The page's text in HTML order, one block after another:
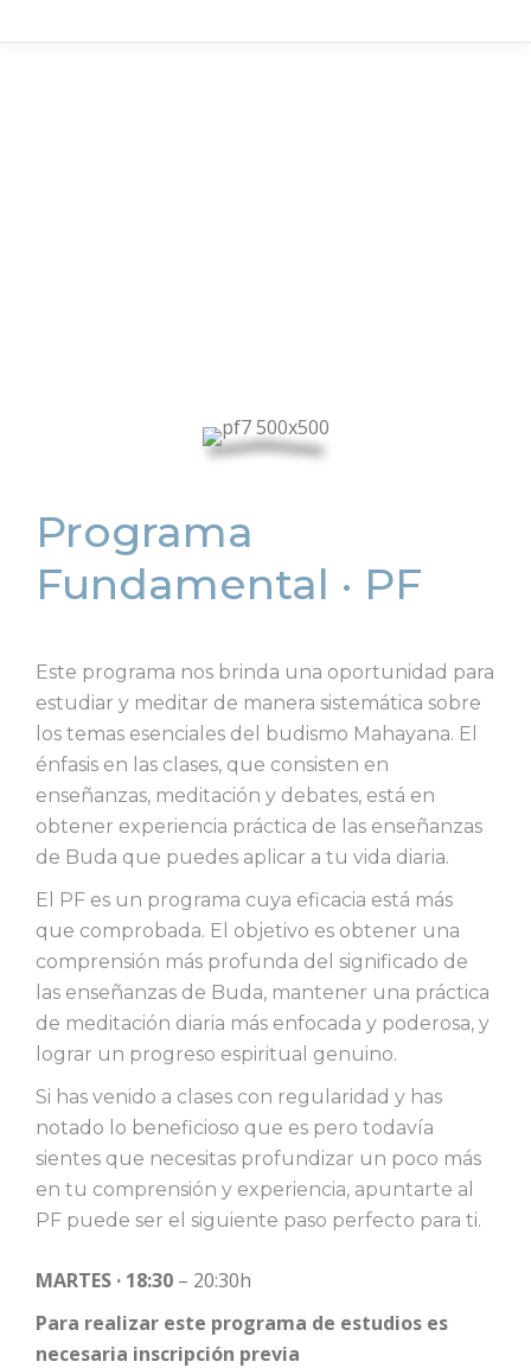
Programa
Fundamental · PF
Este programa nos brinda una oportunidad para
estudiar y meditar de manera sistemática sobre
los temas esenciales del budismo Mahayana. El
énfasis en las clases, que consisten en
enseñanzas, meditación y debates, está en
obtener experiencia práctica de las enseñanzas
de Buda que puedes aplicar a tu vida diaria.
El PF es un programa cuya eficacia está más
que comprobada. El objetivo es obtener una
comprensión más profunda del significado de
las enseñanzas de Buda, mantener una práctica
de meditación diaria más enfocada y poderosa, y
lograr un progreso espiritual genuino.
Si has venido a clases con regularidad y has
notado lo beneficioso que es pero todavía
sientes que necesitas profundizar un poco más
en tu comprensión y experiencia, apuntarte al
PF puede ser el siguiente paso perfecto para ti.
MARTES · 18:30 – 20:30h
Para realizar este programa de estudios es
necesaria inscripción previa